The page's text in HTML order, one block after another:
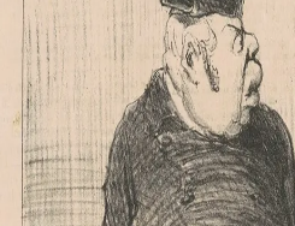
Artist
Honoré Daumier
Date
1870s?
Collection
National Gallery of Art
View on NGA
Image via NGA Open Access (CC0)